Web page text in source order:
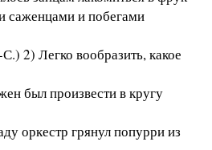
саженцами и побегами
2) Легко вообразить, какое
был произвести в кругу
оркестр грянул попурри из